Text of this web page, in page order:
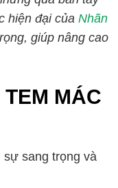
hiện đại của Nhãn
giúp nâng cao
MÁC
sự sang trọng và